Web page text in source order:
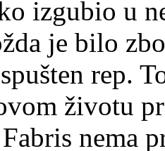
izgubio u
je bilo
rep.
životu
nema